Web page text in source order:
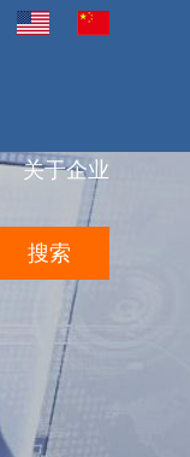
搜索
关于企业